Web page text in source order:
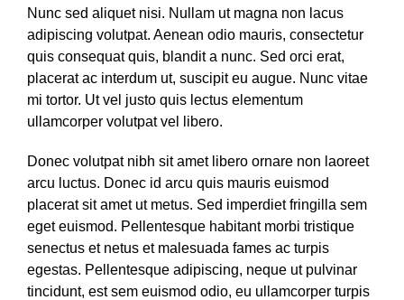
Nunc sed aliquet nisi. Nullam ut magna non lacus
adipiscing volutpat. Aenean odio mauris, consectetur
quis consequat quis, blandit a nunc. Sed orci erat,
placerat ac interdum ut, suscipit eu augue. Nunc vitae
mi tortor. Ut vel justo quis lectus elementum
ullamcorper volutpat vel libero.
Donec volutpat nibh sit amet libero ornare non laoreet
arcu luctus. Donec id arcu quis mauris euismod
placerat sit amet ut metus. Sed imperdiet fringilla sem
eget euismod. Pellentesque habitant morbi tristique
senectus et netus et malesuada fames ac turpis
egestas. Pellentesque adipiscing, neque ut pulvinar
tincidunt, est sem euismod odio, eu ullamcorper turpis